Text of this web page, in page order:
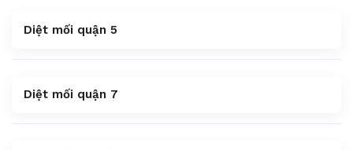
Diệt mối quận 5
Diệt mối quận 7